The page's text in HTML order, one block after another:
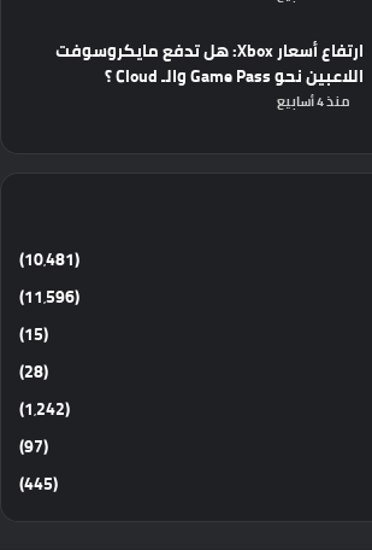
ارتفاع أسعار Xbox: هل تدفع مايكروسوفت
اللاعبين نحو Game Pass والـ Cloud ؟
منذ 4 أسابيع
(10٬481)
(11٬596)
(15)
(28)
(1٬242)
(97)
(445)